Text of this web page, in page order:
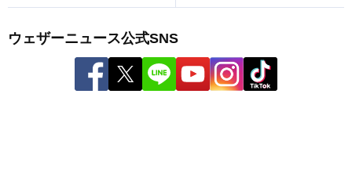
ウェザーニュース公式SNS